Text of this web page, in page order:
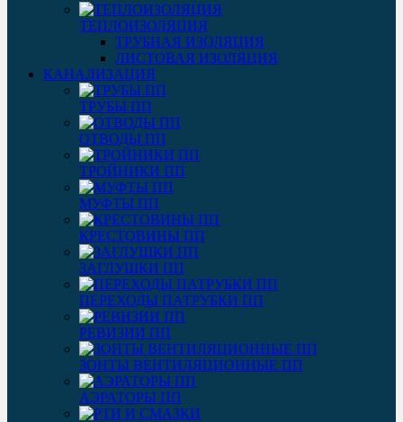
ТЕПЛОИЗОЛЯЦИЯ
ТРУБНАЯ ИЗОЛЯЦИЯ
ЛИСТОВАЯ ИЗОЛЯЦИЯ
КАНАЛИЗАЦИЯ
ТРУБЫ ПП
ОТВОДЫ ПП
ТРОЙНИКИ ПП
МУФТЫ ПП
КРЕСТОВИНЫ ПП
ЗАГЛУШКИ ПП
ПЕРЕХОДЫ ПАТРУБКИ ПП
РЕВИЗИИ ПП
ЗОНТЫ ВЕНТИЛЯЦИОННЫЕ ПП
АЭРАТОРЫ ПП